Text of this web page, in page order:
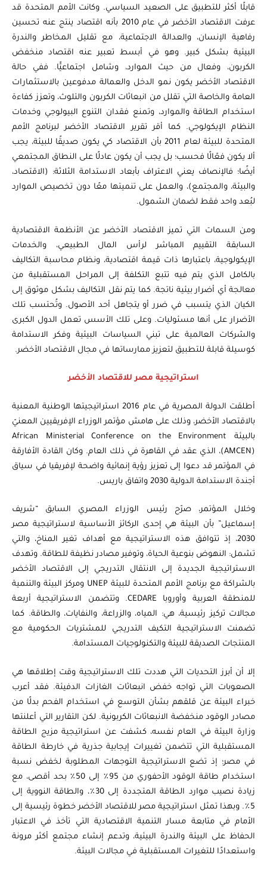
قابلًا أكثر للتطبيق على الصعيد السياسي. وكانت الأمم المتحدة قد
عرفت الاقتصاد الأخضر في عام 2010 بأنه اقتصاد ينتج عنه تحسين
رفاهية الإنسان، والعدالة الاجتماعية، مع تقليل المخاطر والندرة
البيئية بشكل كبير. وهو في أبسط تعبير عنه اقتصاد منخفض
الكربون، وفعال من حيث الموارد، وشامل اجتماعيًّا. ففي حالة
الاقتصاد الأخضر يكون نمو الدخل والعمالة مدفوعين بالاستثمارات
العامة والخاصة التي تقلل من انبعاثات الكربون والتلوث، وتعزز كفاءة
استخدام الطاقة والموارد، وتمنع فقدان التنوع البيولوجي وخدمات
النظام الإيكولوجي. كما أقر تقرير الاقتصاد الأخضر لبرنامج الأمم
المتحدة للبيئة لعام 2011 بأن الاقتصاد كي يكون صديقًا للبيئة، يجب
ألا يكون فعّالًا فحسب؛ بل يجب أن يكون عادلًا على النطاق المجتمعي
أيضًا؛ فالإنصاف يعني الاعتراف بأبعاد الاستدامة الثلاثة: (الاقتصاد،
والبيئة، والمجتمع)، والعمل على تنميتها معًا دون تخصيص الموارد
لبُعد واحد فقط لضمان الشمول.
ومن السمات التي تميز الاقتصاد الأخضر عن الأنظمة الاقتصادية
السابقة التقييم المباشر لرأس المال الطبيعي، والخدمات
الإيكولوجية، باعتبارها ذات قيمة اقتصادية، ونظام محاسبة التكاليف
بالكامل الذي يتم فيه تتبع التكلفة إلى المراحل المستقبلية من
معالجة أي أضرار بيئية ناتجة. كما يتم نقل التكاليف بشكل موثوق إلى
الكيان الذي يتسبب في ضرر أو يتجاهل أحد الأصول. وتُحتسب تلك
الأضرار على أنها مسئوليات. وعلى تلك الأسس تعمل الدول الكبرى
والشركات العالمية على تبني السياسات البيئية وفكر الاستدامة
كوسيلة قابلة للتطبيق لتعزيز ممارساتها في مجال الاقتصاد الأخضر.
استراتيجية مصر للاقتصاد الأخضر
أطلقت الدولة المصرية في عام 2016 استراتيجيتها الوطنية المعنية
بالاقتصاد الأخضر، وذلك على هامش مؤتمر الوزراء الإفريقيين المعنيّ
بالبيئة African Ministerial Conference on the Environment
(AMCEN)، الذي عقد في القاهرة في ذلك العام. وكان القادة الأفارقة
في المؤتمر قد دعوا إلى تعزيز رؤية إنمائية واضحة لإفريقيا في سياق
أجندة الاستدامة الدولية 2030 واتفاق باريس.
وخلال المؤتمر، صرّح رئيس الوزراء المصري السابق “شريف
إسماعيل” بأن البيئة هي إحدى الركائز الأساسية لاستراتيجية مصر
2030، إذ تتوافق هذه الاستراتيجية مع أهداف تغير المناخ، والتي
تشمل: النهوض بنوعية الحياة، وتوفير مصادر نظيفة للطاقة. وتهدف
الاستراتيجية الجديدة إلى الانتقال التدريجي إلى الاقتصاد الأخضر
بالشراكة مع برنامج الأمم المتحدة للبيئة UNEP ومركز البيئة والتنمية
للمنطقة العربية وأوروبا CEDARE. وتتضمن الاستراتيجية أربعة
مجالات تركيز رئيسية، هي: المياه، والزراعة، والنفايات، والطاقة. كما
تضمنت الاستراتيجية التكيف التدريجي للمشتريات الحكومية مع
المنتجات الصديقة للبيئة والتكنولوجيات المستدامة.
إلا أن أبرز التحديات التي هددت تلك الاستراتيجية وقت إطلاقها هي
الصعوبات التي تواجه خفض انبعاثات الغازات الدفيئة. فقد أعرب
خبراء البيئة عن قلقهم بشأن التوسع في استخدام الفحم بدلًا من
مصادر الوقود منخفضة الانبعاثات الكربونية. لكن التقارير التي أعلنتها
وزارة البيئة في العام نفسه، كشفت عن استراتيجية مزيج الطاقة
المستقبلية التي تتضمن تغييرات إيجابية جذرية في خارطة الطاقة
في مصر؛ إذ تضع الاستراتيجية التوجهات المطلوبة لخفض نسبة
استخدام طاقة الوقود الأحفوري من 95٪ إلى 50٪ بحد أقصى، مع
زيادة نصيب موارد الطاقة المتجددة إلى 30٪، والطاقة النووية إلى
5٪. وبهذا تمثل استراتيجية مصر للاقتصاد الأخضر خطوة رئيسية إلى
الأمام في متابعة مسار التنمية الاقتصادية التي تأخذ في الاعتبار
الحفاظ على البيئة والندرة البيئية، وتدعم إنشاء مجتمع أكثر مرونة
واستعدادًا للتغيرات المستقبلية في مجالات البيئة.